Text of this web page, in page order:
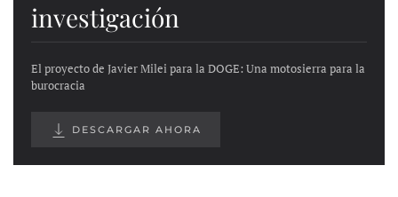
investigación
El proyecto de Javier Milei para la DOGE: Una motosierra para la
burocracia
DESCARGAR AHORA